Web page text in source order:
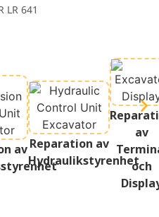
LR 641
av Reparation av
Hydraulikstyrenhet
av
och